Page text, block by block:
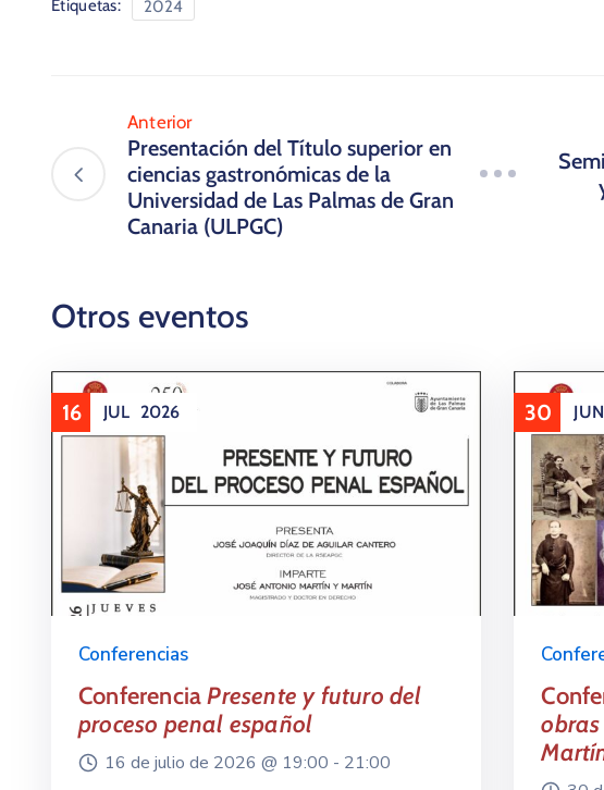
Etiquetas: 2024
Anterior
Presentación del Título superior en
ciencias gastronómicas de la
Universidad de Las Palmas de Gran
Canaria (ULPGC) ​
Otros eventos
16 JUL 2026
Conferencias
ConferenciaPresente y futuro del
proceso penal español
16 de julio de 2026 @ 19:00 - 21:00
30 JUN